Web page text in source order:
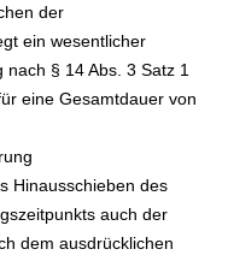
der
ein wesentlicher
§ 14 Abs. 3 Satz 1
eine Gesamtdauer von
Hinausschieben des
auch der
dem ausdrücklichen